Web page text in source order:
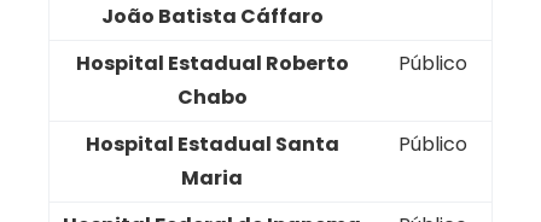
João Batista Cáffaro
Hospital Estadual Roberto
Chabo
Público
Hospital Estadual Santa
Maria
Público